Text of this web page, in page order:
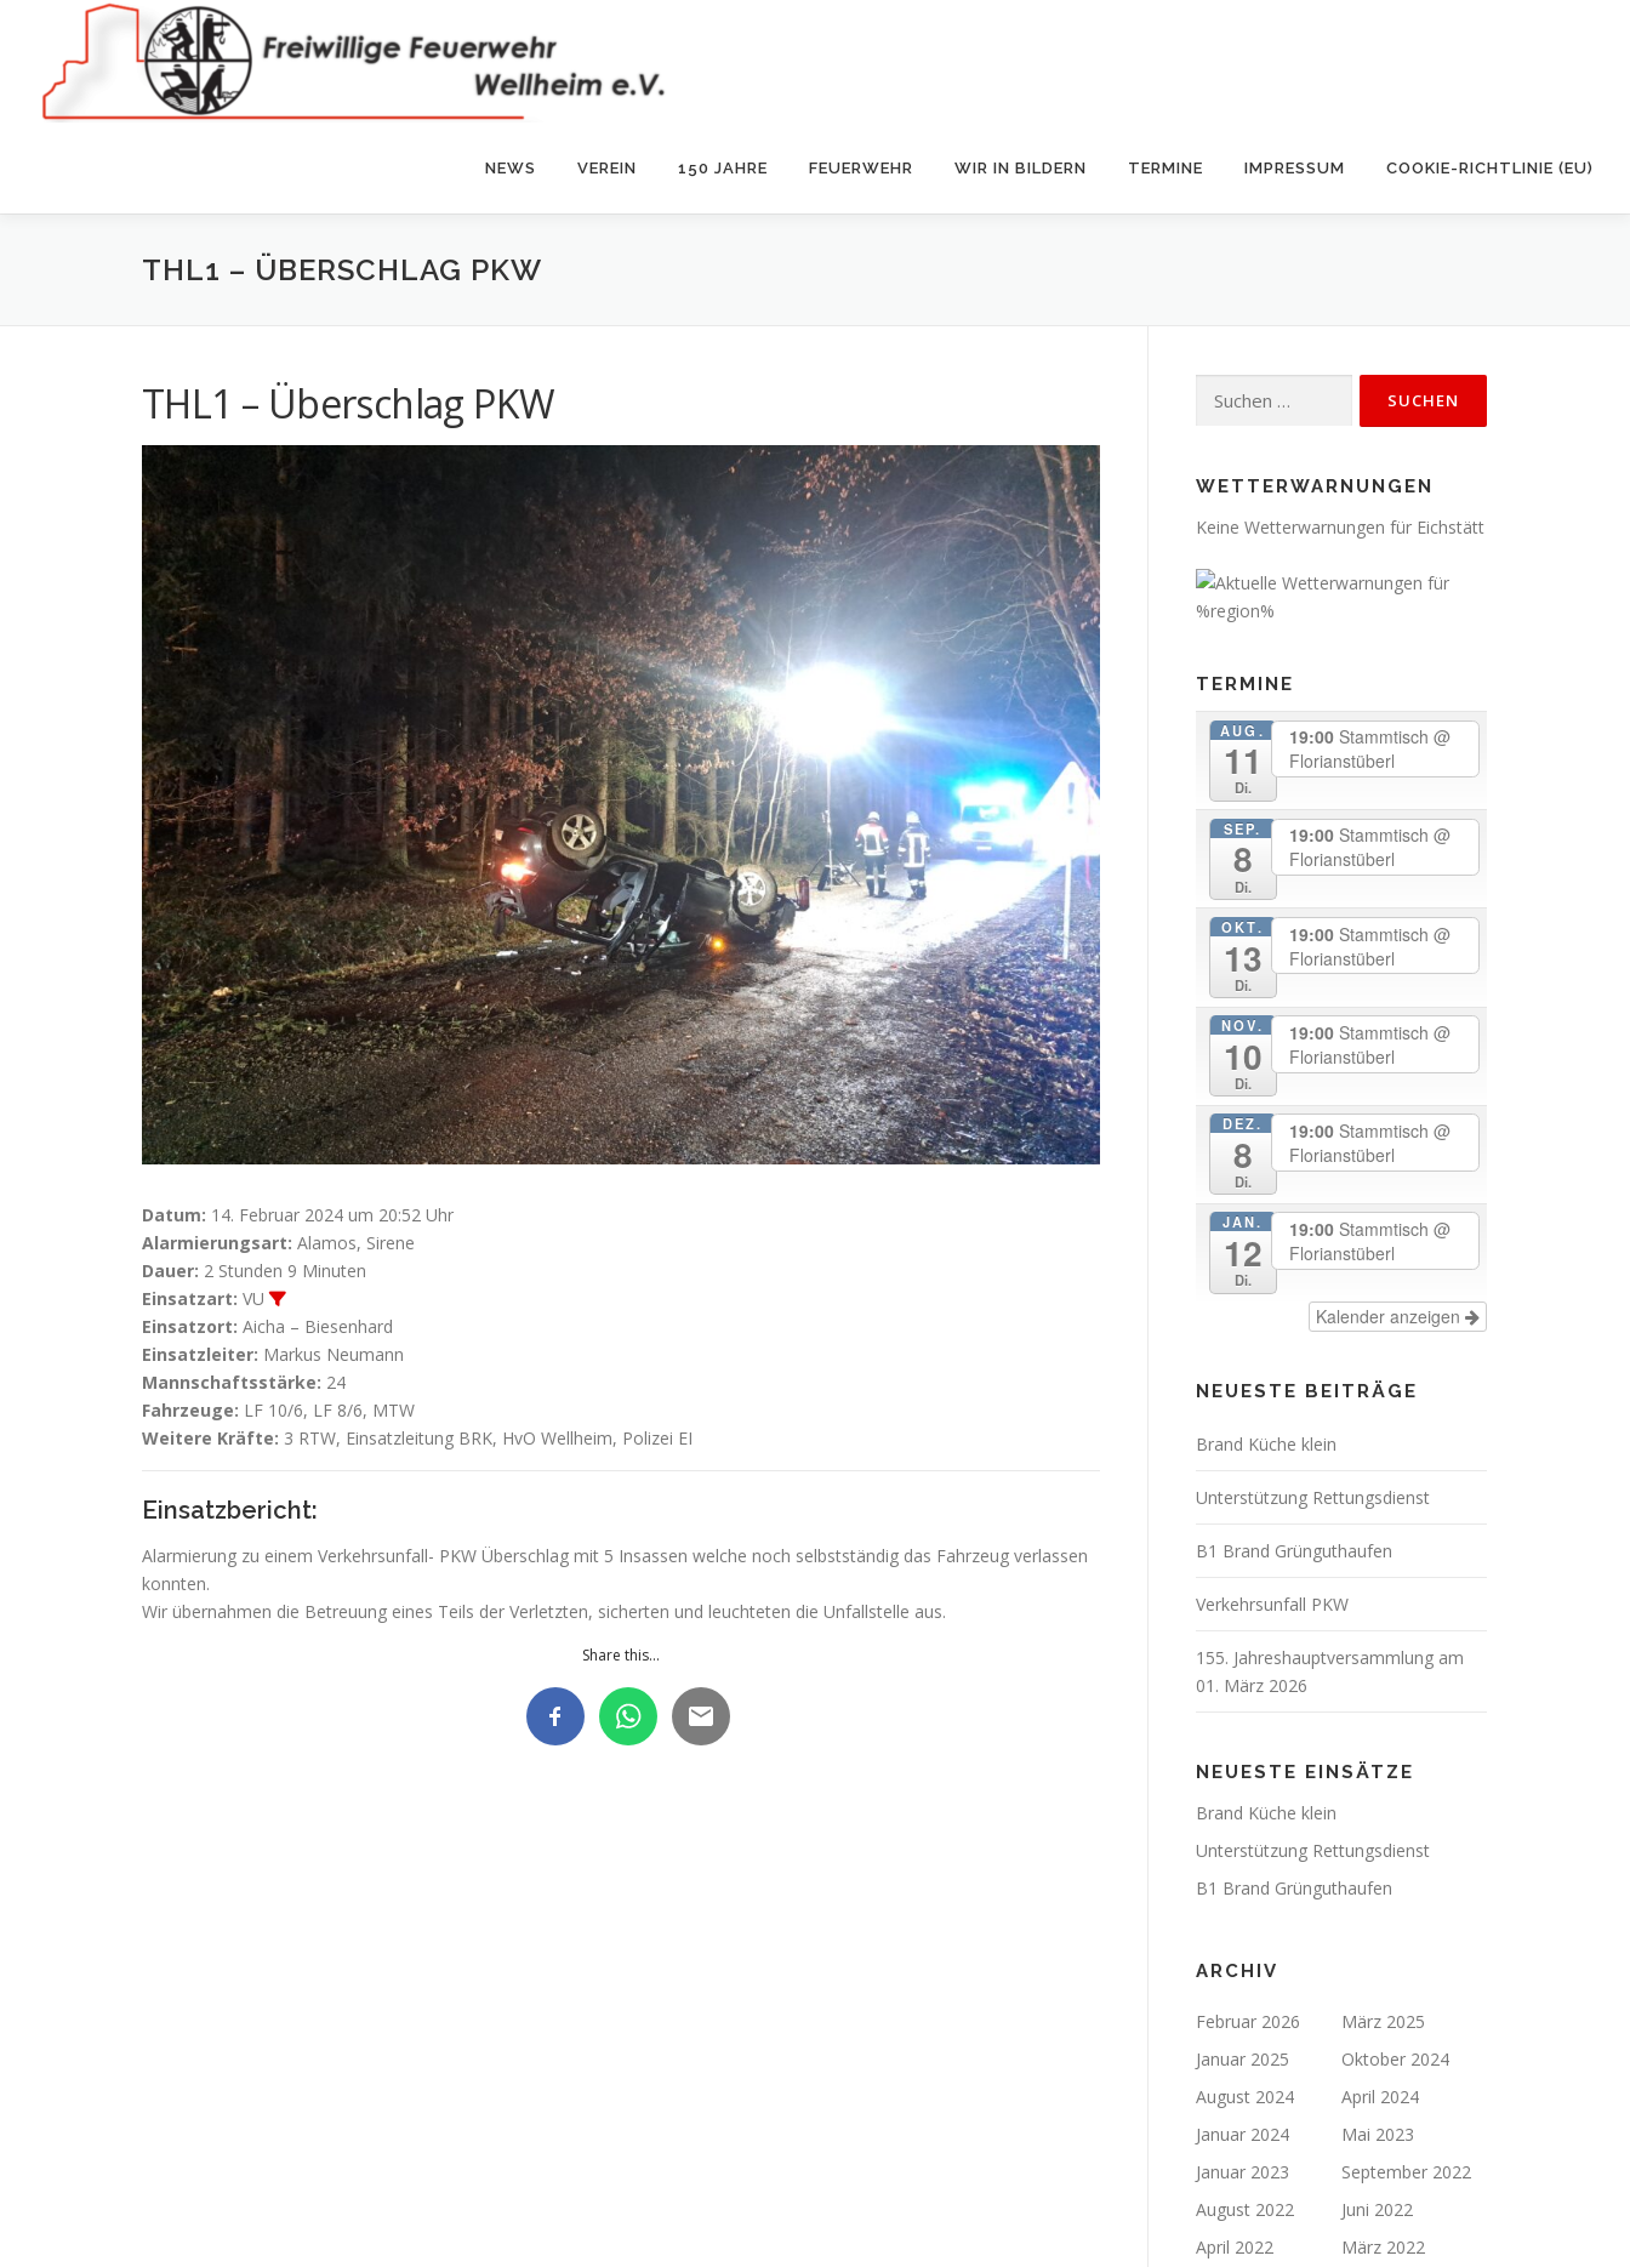
springen
NEWS VEREIN 150 JAHRE FEUERWEHR WIR IN BILDERN TERMINE IMPRESSUM COOKIE-RICHTLINIE (EU)
THL1 – ÜBERSCHLAG PKW
THL1 – Überschlag PKW
Datum: 14. Februar 2024 um 20:52 Uhr
Alarmierungsart: Alamos, Sirene
Dauer: 2 Stunden 9 Minuten
Einsatzart: VU
Einsatzort: Aicha – Biesenhard
Einsatzleiter: Markus Neumann
Mannschaftsstärke: 24
Fahrzeuge: LF 10/6, LF 8/6, MTW
Weitere Kräfte: 3 RTW, Einsatzleitung BRK, HvO Wellheim, Polizei EI
Einsatzbericht:
Alarmierung zu einem Verkehrsunfall- PKW Überschlag mit 5 Insassen welche noch selbstständig das Fahrzeug verlassen
konnten.
Wir übernahmen die Betreuung eines Teils der Verletzten, sicherten und leuchteten die Unfallstelle aus.
Share this...
nach:
WETTERWARNUNGEN
Keine Wetterwarnungen für Eichstätt
TERMINE
AUG.
11
Di.
19:00 Stammtisch @
Florianstüberl
SEP.
8
Di.
19:00 Stammtisch @
Florianstüberl
OKT.
13
Di.
19:00 Stammtisch @
Florianstüberl
NOV.
10
Di.
19:00 Stammtisch @
Florianstüberl
DEZ.
8
Di.
19:00 Stammtisch @
Florianstüberl
JAN.
12
Di.
19:00 Stammtisch @
Florianstüberl
Kalender anzeigen
NEUESTE BEITRÄGE
Brand Küche klein
Unterstützung Rettungsdienst
B1 Brand Grünguthaufen
Verkehrsunfall PKW
155. Jahreshauptversammlung am
01. März 2026
NEUESTE EINSÄTZE
Brand Küche klein
Unterstützung Rettungsdienst
B1 Brand Grünguthaufen
ARCHIV
Februar 2026
März 2025
Januar 2025
Oktober 2024
August 2024
April 2024
Januar 2024
Mai 2023
Januar 2023
September 2022
August 2022
Juni 2022
April 2022
März 2022